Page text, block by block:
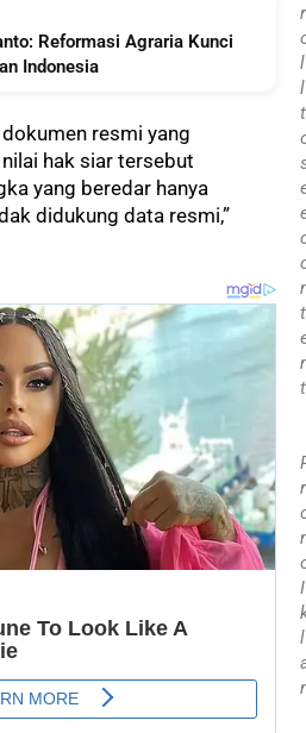
Reformasi Agraria Kunci
Indonesia
resmi yang
hak siar tersebut
yang beredar hanya
didukung data resmi,”
r
l
l
t
t
t
r
I
l